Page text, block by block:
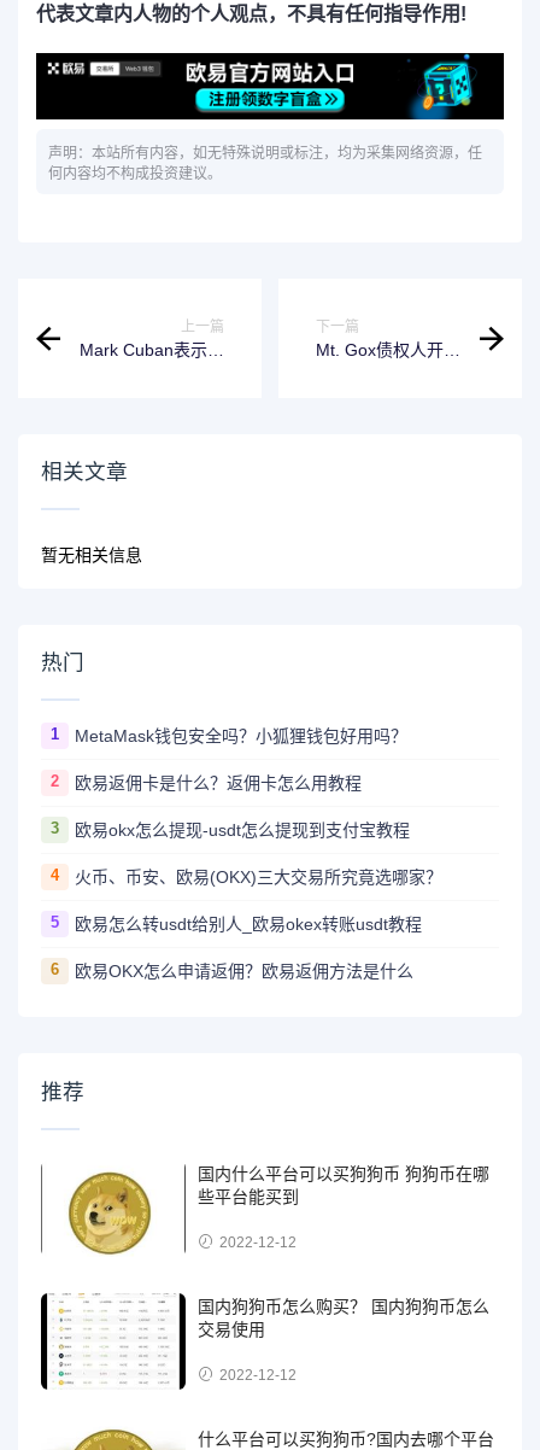
代表文章内人物的个人观点，不具有任何指导作用!
声明：本站所有内容，如无特殊说明或标注，均为采集网络资源，任
何内容均不构成投资建议。
上一篇
Mark Cuban表示卡
下一篇
Mt. Gox债权人开始
相关文章
暂无相关信息
热门
1 MetaMask钱包安全吗？小狐狸钱包好用吗？
2 欧易返佣卡是什么？返佣卡怎么用教程
3 欧易okx怎么提现-usdt怎么提现到支付宝教程
4 火币、币安、欧易(OKX)三大交易所究竟选哪家？
5 欧易怎么转usdt给别人_欧易okex转账usdt教程
6 欧易OKX怎么申请返佣？欧易返佣方法是什么
推荐
国内什么平台可以买狗狗币 狗狗币在哪
些平台能买到
2022-12-12
国内狗狗币怎么购买？ 国内狗狗币怎么
交易使用
2022-12-12
什么平台可以买狗狗币?国内去哪个平台